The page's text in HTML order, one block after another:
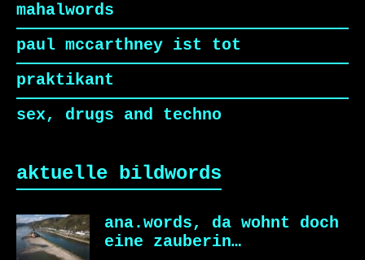
mahalwords
paul mccarthney ist tot
praktikant
sex, drugs and techno
aktuelle bildwords
ana.words, da wohnt doch
eine zauberin…